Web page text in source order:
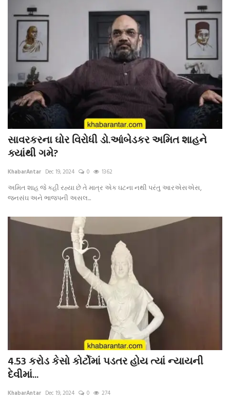
સાવરકરના ઘોર વિરોધી ડો.આંબેડકર અમિત શાહને
ક્યાંથી ગમે?
KhabarAntar Dec 19, 2024 0 1362
અમિત શાહ જે કહી રહ્યા છે તે માત્ર એક ઘટના નથી પરંતુ આરએસએસ,
જનસંઘ અને ભાજપની અસલ...
4.53 કરોડ કેસો કોર્ટોમાં પડતર હોય ત્યાં ન્યાયની
દેવીમાં...
KhabarAntar Dec 19, 2024 0 274